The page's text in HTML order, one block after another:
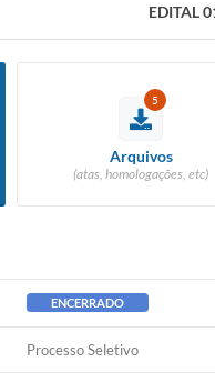
EDITAL
5
Arquivos
(atas, homologações, etc)
ENCERRADO
Processo Seletivo